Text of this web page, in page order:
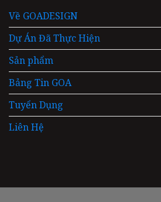
Về GOADESIGN
Dự Án Đã Thực Hiện
Sản phẩm
Bảng Tin GOA
Tuyển Dụng
Liên Hệ